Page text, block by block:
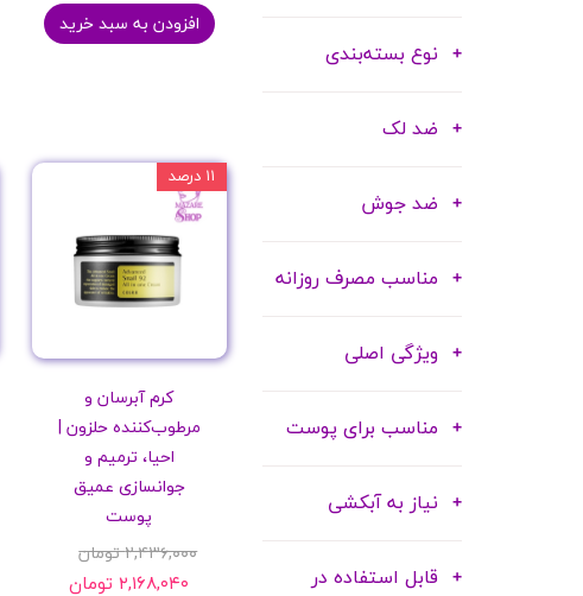
نوع بسته‌بندی
ضد لک
ضد جوش
مناسب مصرف روزانه
ویژگی اصلی
مناسب برای پوست
نیاز به آبکشی
قابل استفاده در
افزودن به سبد خرید
کرم آبرسان و
مرطوب‌کننده حلزون |
احیا، ترمیم و
جوانسازی عمیق
پوست
۲,۴۳۶,۰۰۰ تومان
۲,۱۶۸,۰۴۰ تومان
۱۱ درصد